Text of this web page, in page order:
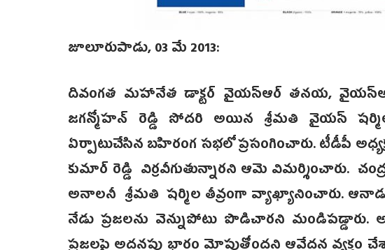
జూలూరుపాడు, 03 మే 2013:
దివంగత మహానేత డాక్టర్ వైయస్ఆర్ తనయ, వైయస్ఆర్
జగన్మోహన్ రెడ్డి సోదరి అయిన శ్రీమతి వైయస్ షర్మిల
ఏర్పాటుచేసిన బహిరంగ సభలో ప్రసంగించారు. టీడీపీ
కుమార్ రెడ్డి విర్రవీగుతున్నారని ఆమె విమర్శించారు.
అనాలనీ శ్రీమతి షర్మిల తీవ్రంగా వ్యాఖ్యానించారు.
నేడు ప్రజలను వెన్నుపోటు పొడిచారని మండిపడ్డారు.